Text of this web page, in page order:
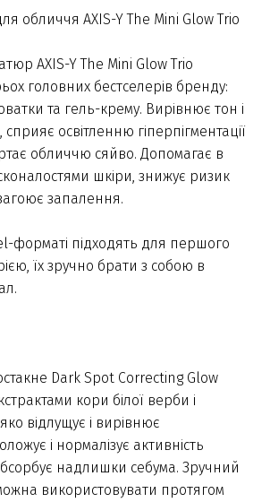
обличчя AXIS-Y The Mini Glow Trio
AXIS-Y The Mini Glow Trio
головних бестселерів бренду:
та гель-крему. Вирівнює тон і
сприяє освітленню гіперпігментації
обличчю сяйво. Допомагає в
шкіри, знижує ризик
запалення.
форматі підходять для першого
їх зручно брати з собою в
Dark Spot Correcting Glow
кори білої верби і
відлущує і вирівнює
і нормалізує активність
надлишки себума. Зручний
використовувати протягом